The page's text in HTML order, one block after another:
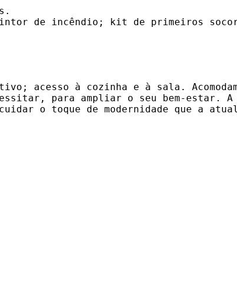
de incêndio; kit de primeiros
acesso à cozinha e à sala. Aco
para ampliar o seu bem-
o toque de modernidade que a